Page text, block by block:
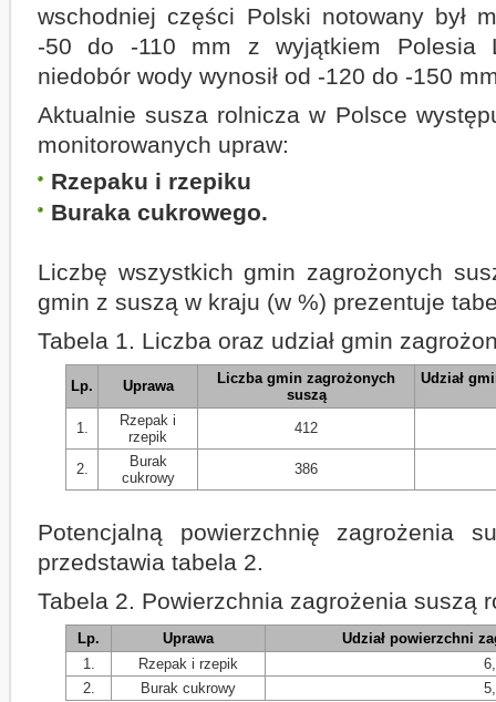
wschodniej części Polski notowany był
-50 do -110 mm z wyjątkiem Polesia
niedobór wody wynosił od -120 do -150
Aktualnie susza rolnicza w Polsce
monitorowanych upraw:
Rzepaku i rzepiku
Buraka cukrowego.
Liczbę wszystkich gmin zagrożonych
gmin z suszą w kraju (w %) prezentuje
Tabela 1. Liczba oraz udział gmin
Lp. Uprawa
Liczba gmin zagrożonych
suszą
Udział
1.
Rzepak i
rzepik
412
2.
Burak
cukrowy
386
Potencjalną powierzchnię zagrożenia
przedstawia tabela 2.
Tabela 2. Powierzchnia zagrożenia suszą
Lp. Uprawa
Udział powierzchni
1.
Rzepak i rzepik
2.
Burak cukrowy